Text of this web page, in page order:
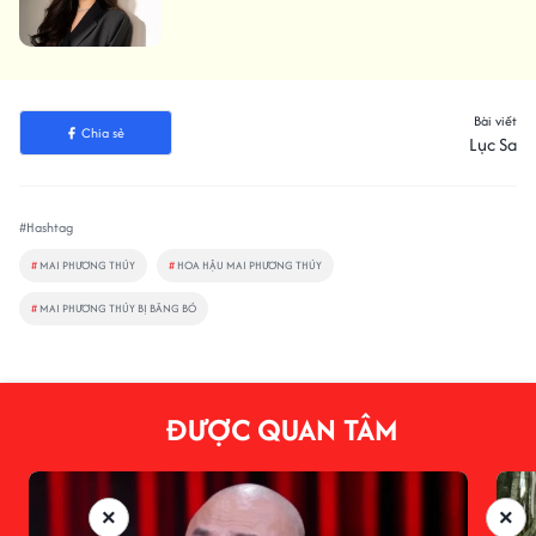
Chia sẻ
Bài viết
Lục Sa
#Hashtag
# MAI PHƯƠNG THÚY # HOA HẬU MAI PHƯƠNG THÚY
# MAI PHƯƠNG THÚY BỊ BĂNG BÓ
ĐƯỢC QUAN TÂM
×
×